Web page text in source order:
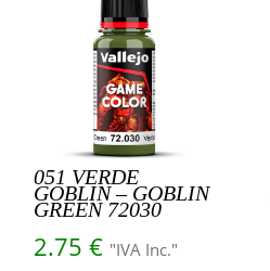
051 VERDE
GOBLIN – GOBLIN
GREEN 72030
2.75 € "IVA Inc."